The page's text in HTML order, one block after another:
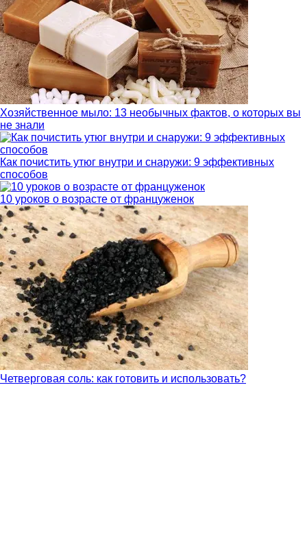
Хозяйственное мыло: 13 необычных фактов, о которых вы
не знали
Как почистить утюг внутри и снаружи: 9 эффективных
способов
10 уроков о возрасте от француженок
Четверговая соль: как готовить и использовать?